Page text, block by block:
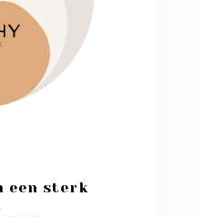
een sterk